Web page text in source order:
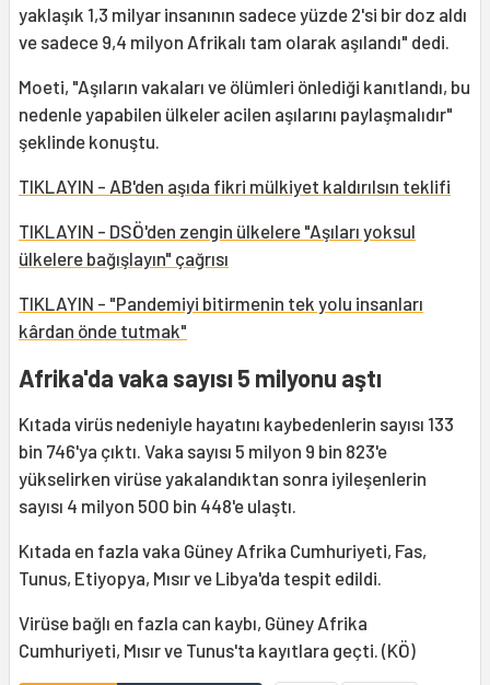
yaklaşık 1,3 milyar insanının sadece yüzde 2'si bir doz aldı
ve sadece 9,4 milyon Afrikalı tam olarak aşılandı" dedi.
Moeti, "Aşıların vakaları ve ölümleri önlediği kanıtlandı, bu
nedenle yapabilen ülkeler acilen aşılarını paylaşmalıdır"
şeklinde konuştu.
TIKLAYIN - AB'den aşıda fikri mülkiyet kaldırılsın teklifi
TIKLAYIN - DSÖ'den zengin ülkelere "Aşıları yoksul
ülkelere bağışlayın" çağrısı
TIKLAYIN - "Pandemiyi bitirmenin tek yolu insanları
kârdan önde tutmak"
Afrika'da vaka sayısı 5 milyonu aştı
Kıtada virüs nedeniyle hayatını kaybedenlerin sayısı 133
bin 746'ya çıktı. Vaka sayısı 5 milyon 9 bin 823'e
yükselirken virüse yakalandıktan sonra iyileşenlerin
sayısı 4 milyon 500 bin 448'e ulaştı.
Kıtada en fazla vaka Güney Afrika Cumhuriyeti, Fas,
Tunus, Etiyopya, Mısır ve Libya'da tespit edildi.
Virüse bağlı en fazla can kaybı, Güney Afrika
Cumhuriyeti, Mısır ve Tunus'ta kayıtlara geçti. (KÖ)